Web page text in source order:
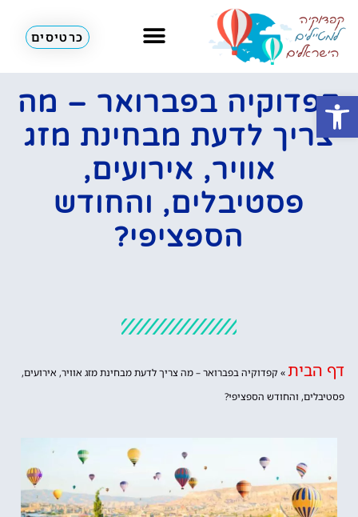
כרטיסים
קפדוקיה בפברואר – מה
צריך לדעת מבחינת מזג
אוויר, אירועים,
פסטיבלים, והחודש
הספציפי?
דף הבית» קפדוקיה בפברואר – מה צריך לדעת מבחינת מזג אוויר, אירועים,
פסטיבלים, והחודש הספציפי?
פתח סרגל נגישות